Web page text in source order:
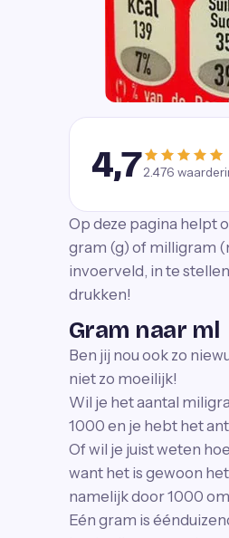
4,72.476
Op deze pagina helpt
gram (g) of milligram
invoerveld, in te
drukken!
Gram naar ml
Ben jij nou ook zo
niet zo moeilijk!
Wil je het aantal
1000 en je hebt het
Of wil je juist weten
want het is gewoon
namelijk door 1000
Eén gram is